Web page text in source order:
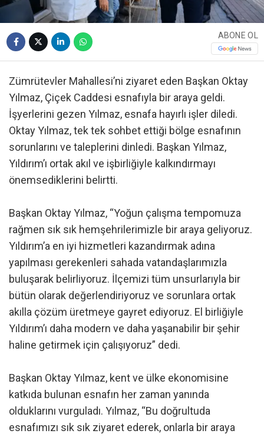
ABONE OL
Zümrütevler Mahallesi’ni ziyaret eden Başkan Oktay
Yılmaz, Çiçek Caddesi esnafıyla bir araya geldi.
İşyerlerini gezen Yılmaz, esnafa hayırlı işler diledi.
Oktay Yılmaz, tek tek sohbet ettiği bölge esnafının
sorunlarını ve taleplerini dinledi. Başkan Yılmaz,
Yıldırım’ı ortak akıl ve işbirliğiyle kalkındırmayı
önemsediklerini belirtti.
Başkan Oktay Yılmaz, “Yoğun çalışma tempomuza
rağmen sık sık hemşehrilerimizle bir araya geliyoruz.
Yıldırım’a en iyi hizmetleri kazandırmak adına
yapılması gerekenleri sahada vatandaşlarımızla
buluşarak belirliyoruz. İlçemizi tüm unsurlarıyla bir
bütün olarak değerlendiriyoruz ve sorunlara ortak
akılla çözüm üretmeye gayret ediyoruz. El birliğiyle
Yıldırım’ı daha modern ve daha yaşanabilir bir şehir
haline getirmek için çalışıyoruz” dedi.
Başkan Oktay Yılmaz, kent ve ülke ekonomisine
katkıda bulunan esnafın her zaman yanında
olduklarını vurguladı. Yılmaz, “Bu doğrultuda
esnafımızı sık sık ziyaret ederek, onlarla bir araya